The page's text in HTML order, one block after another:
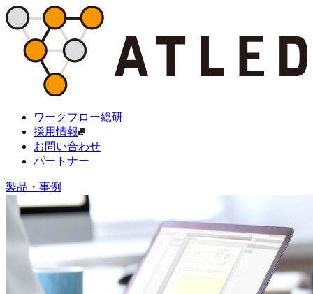
ワークフロー総研
採用情報
お問い合わせ
パートナー
製品・事例